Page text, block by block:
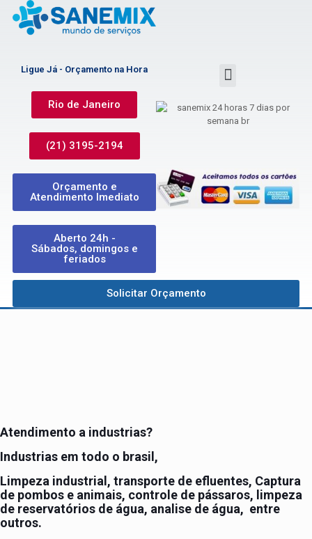
Ligue Já - Orçamento na Hora
Rio de Janeiro
(21) 3195-2194
Orçamento e
Atendimento Imediato
Aberto 24h -
Sábados, domingos e
feriados
Solicitar Orçamento
Atendimento a industrias?
Industrias em todo o brasil,
Limpeza industrial, transporte de efluentes, Captura
de pombos e animais, controle de pássaros, limpeza
de reservatórios de água, analise de água, entre
outros.